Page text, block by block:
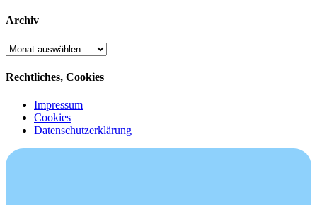
Archiv
Archiv
Rechtliches, Cookies
Impressum
Cookies
Datenschutzerklärung